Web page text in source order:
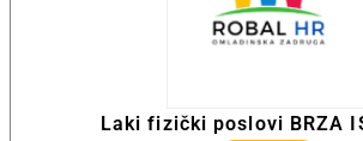
Laki fizički poslovi BRZA